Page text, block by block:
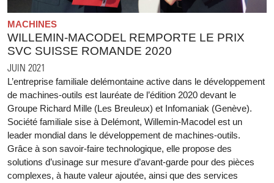
MACHINES
WILLEMIN-MACODEL REMPORTE LE PRIX
SVC SUISSE ROMANDE 2020
JUIN 2021
L’entreprise familiale delémontaine active dans le développement
de machines-outils est lauréate de l’édition 2020 devant le
Groupe Richard Mille (Les Breuleux) et Infomaniak (Genève).
Société familiale sise à Delémont, Willemin-Macodel est un
leader mondial dans le développement de machines-outils.
Grâce à son savoir-faire technologique, elle propose des
solutions d’usinage sur mesure d’avant-garde pour des pièces
complexes, à haute valeur ajoutée, ainsi que des services